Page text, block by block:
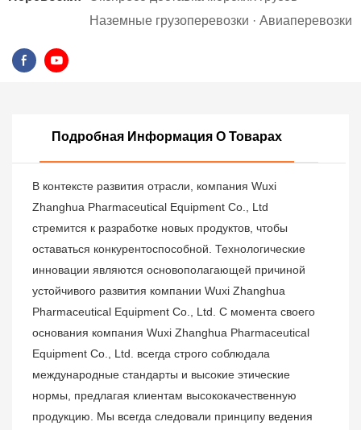
Наземные грузоперевозки · Авиаперевозки
Подробная Информация О Товарах
В контексте развития отрасли, компания Wuxi
Zhanghua Pharmaceutical Equipment Co., Ltd
стремится к разработке новых продуктов, чтобы
оставаться конкурентоспособной. Технологические
инновации являются основополагающей причиной
устойчивого развития компании Wuxi Zhanghua
Pharmaceutical Equipment Co., Ltd. С момента своего
основания компания Wuxi Zhanghua Pharmaceutical
Equipment Co., Ltd. всегда строго соблюдала
международные стандарты и высокие этические
нормы, предлагая клиентам высококачественную
продукцию. Мы всегда следовали принципу ведения